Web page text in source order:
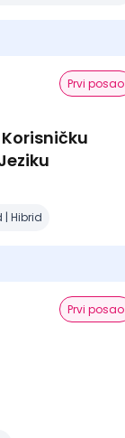
Prvi posao
| Hibrid
Prvi posao